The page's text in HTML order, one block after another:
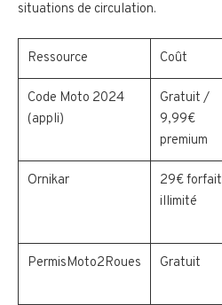
situations de circulation.
Ressource Coût
Code Moto 2024
(appli)
Gratuit /
9,99€
premium
Ornikar
29€ forfait
illimité
PermisMoto2Roues Gratuit